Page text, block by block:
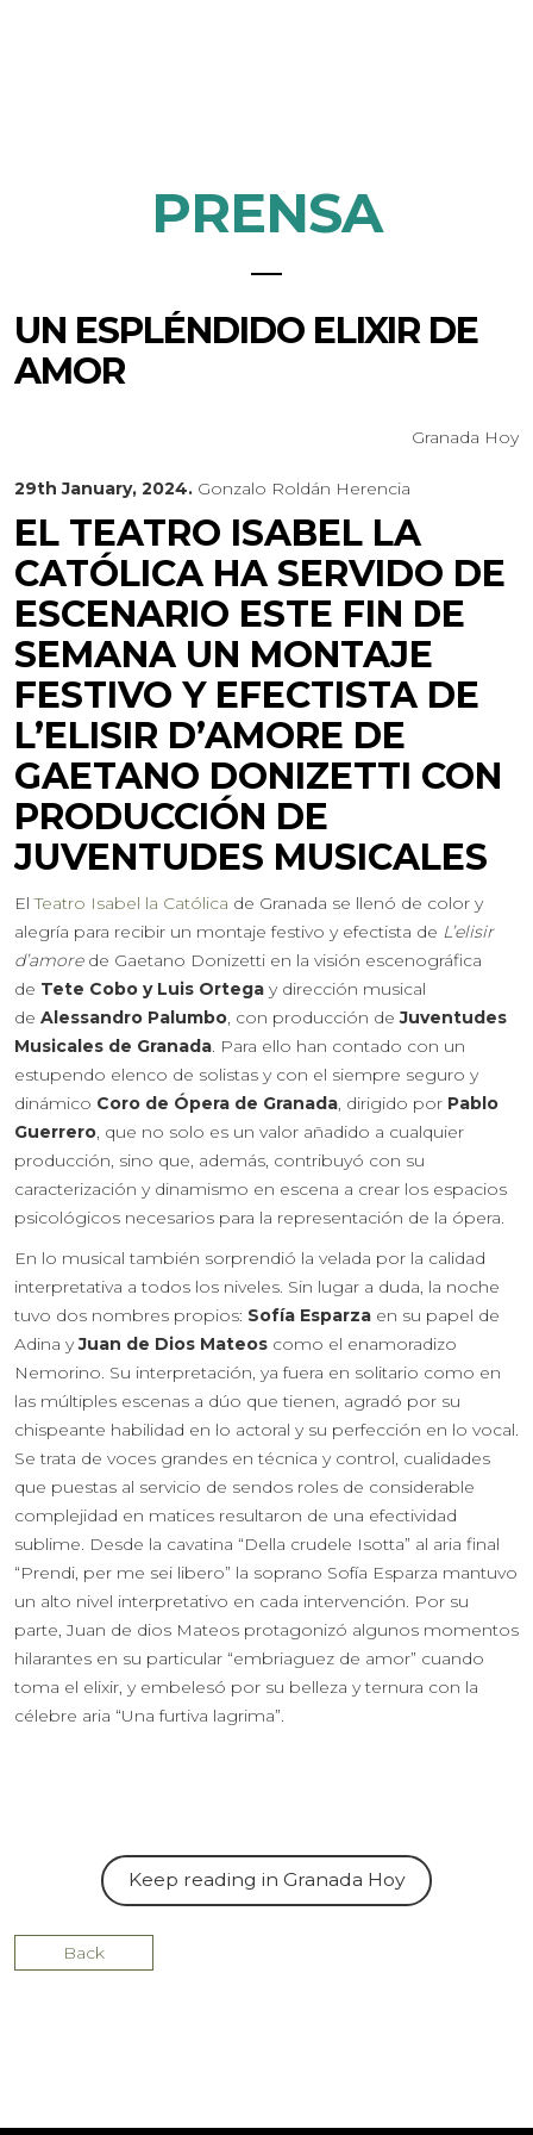
PRENSA
UN ESPLÉNDIDO ELIXIR DE
AMOR
Granada Hoy
29th January, 2024. Gonzalo Roldán Herencia
EL TEATRO ISABEL LA
CATÓLICA HA SERVIDO DE
ESCENARIO ESTE FIN DE
SEMANA UN MONTAJE
FESTIVO Y EFECTISTA DE
L’ELISIR D’AMORE DE
GAETANO DONIZETTI CON
PRODUCCIÓN DE
JUVENTUDES MUSICALES
ElTeatro Isabel la Católica de Granada se llenó de color y
alegría para recibir un montaje festivo y efectista de L’elisir
d’amorede Gaetano Donizetti en la visión escenográfica
de Tete Cobo y Luis Ortega y dirección musical
de Alessandro Palumbo, con producción deJuventudes
Musicales de Granada. Para ello han contado con un
estupendo elenco de solistas y con el siempre seguro y
dinámico Coro de Ópera de Granada, dirigido por Pablo
Guerrero, que no solo es un valor añadido a cualquier
producción, sino que, además, contribuyó con su
caracterización y dinamismo en escena a crear los espacios
psicológicos necesarios para la representación de la ópera.
En lo musical también sorprendió la velada por la calidad
interpretativa a todos los niveles. Sin lugar a duda, la noche
tuvo dos nombres propios: Sofía Esparza en su papel de
Adina yJuan de Dios Mateos como el enamoradizo
Nemorino. Su interpretación, ya fuera en solitario como en
las múltiples escenas a dúo que tienen, agradó por su
chispeante habilidad en lo actoral y su perfección en lo vocal.
Se trata de voces grandes en técnica y control, cualidades
que puestas al servicio de sendos roles de considerable
complejidad en matices resultaron de una efectividad
sublime. Desde la cavatina “Della crudele Isotta” al aria final
“Prendi, per me sei libero” la soprano Sofía Esparza mantuvo
un alto nivel interpretativo en cada intervención. Por su
parte, Juan de dios Mateos protagonizó algunos momentos
hilarantes en su particular “embriaguez de amor” cuando
toma el elixir, y embelesó por su belleza y ternura con la
célebre aria “Una furtiva lagrima”.
Keep reading in Granada Hoy
Back